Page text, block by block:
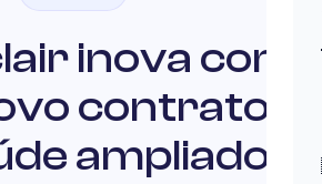
inova com
contrato
ampliado